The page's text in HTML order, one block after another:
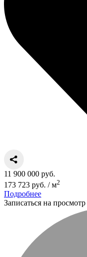
11 900 000 руб.
173 723 руб. / м2
Подробнее
Записаться на просмотр